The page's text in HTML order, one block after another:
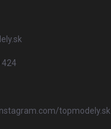
424
topmodely.sk